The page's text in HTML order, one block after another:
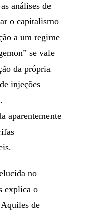
análises de
o capitalismo
a um regime
se vale
da própria
injeções
aparentemente
no
explica o
de